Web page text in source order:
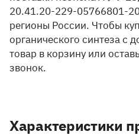
20.41.20-229-05766801-
регионы России. Чтобы
органического синтеза с
товар в корзину или
звонок.
Характеристики